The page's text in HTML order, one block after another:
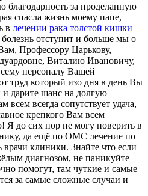
благодарность за проделанную
спасла жизнь моему папе,
в лечении рака толстой кишки
отступит и больше мы о
Профессору Царькову,
Виталию Ивановичу,
персоналу Вашей
труд который изо дня в день Вы
и дарите шанс на долгую
всегда сопутствует удача,
крепкого Вам всем
Я до сих пор не могу поверить в
да ещё по ОМС лечение по
клиники. Знайте что если
диагнозом, не паникуйте
помогут, там чуткие и самые
за самые сложные случаи и